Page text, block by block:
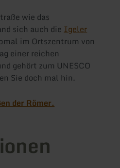
wie das
sich auch dieIgeler
im Ortszentrum von
einer reichen
gehört zum UNESCO
Sie doch mal hin.
der Römer.